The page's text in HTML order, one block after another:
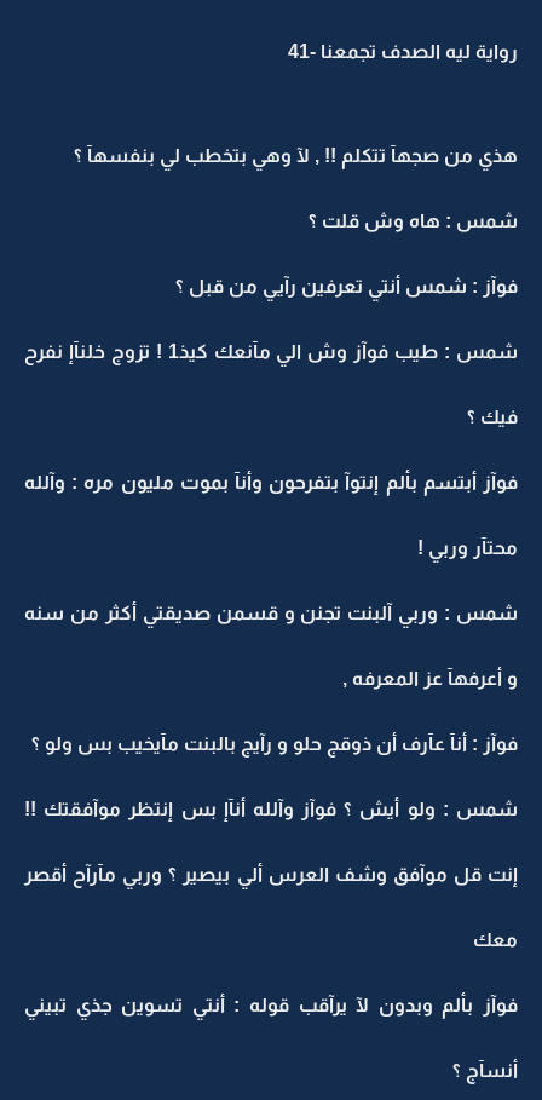
رواية ليه الصدف تجمعنا -41
هذي من صجهآ تتكلم !! , لآ وهي بتخطب لي بنفسهآ ؟
شمس : هاه وش قلت ؟
فوآز : شمس أنتي تعرفين رآيي من قبل ؟
شمس : طيب فوآز وش الي مآنعك كيذ1 ! تزوج خلنآإ نفرح
فيك ؟
فوآز أبتسم بألم إنتوآ بتفرحون وأنآ بموت مليون مره : وآلله
محتآر وربي !
شمس : وربي آلبنت تجنن و قسمن صديقتي أكثر من سنه
و أعرفهآ عز المعرفه ,
فوآز : أنآ عآرف أن ذوقج حلو و رآيج بالبنت مآيخيب بس ولو ؟
شمس : ولو أيش ؟ فوآز وآلله أنآإ بس إنتظر موآفقتك !!
إنت قل موآفق وشف العرس ألي بيصير ؟ وربي مآرآح أقصر
معك
فوآز بألم وبدون لآ يرآقب قوله : أنتي تسوين جذي تبيني
أنسآج ؟